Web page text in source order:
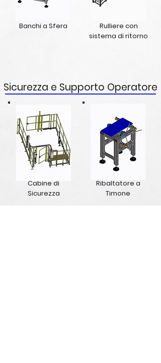
Banchi a Sfera
Rulliere con
sistema di ritorno
Sicurezza e Supporto Operatore
Cabine di
Sicurezza
Ribaltatore a
Timone